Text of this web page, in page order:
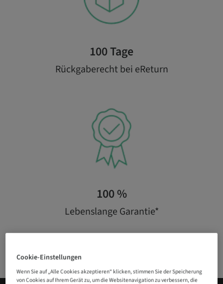
100 Tage
Rückgaberecht bei eReturn
100 %
Lebenslange Garantie*
Cookie-Einstellungen
Wenn Sie auf „Alle Cookies akzeptieren“ klicken, stimmen Sie der Speicherung
von Cookies auf Ihrem Gerät zu, um die Websitenavigation zu verbessern, die